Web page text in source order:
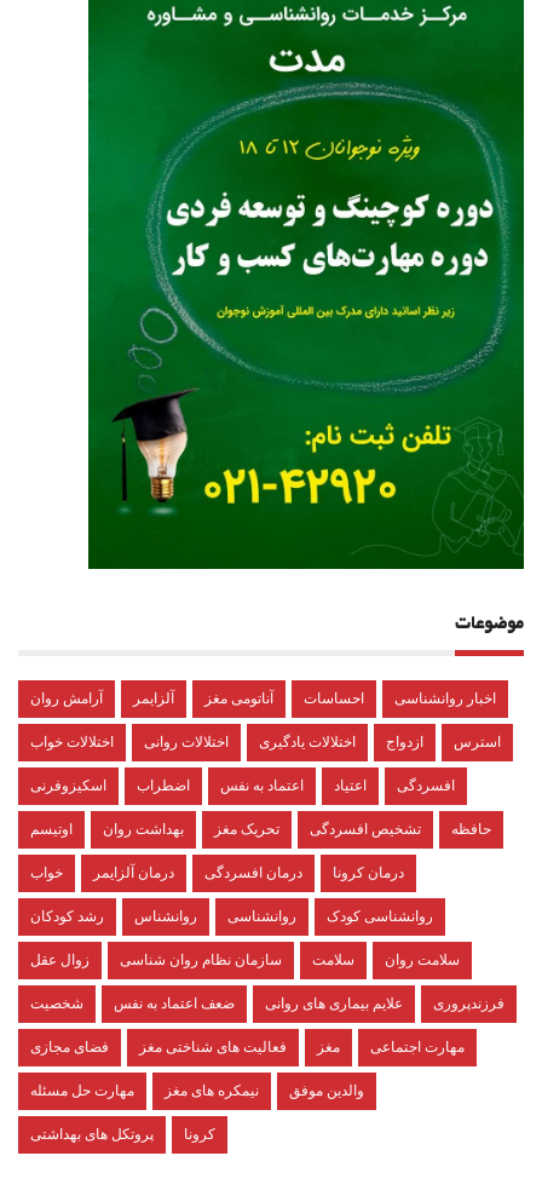
موضوعات
آرامش روان آلزایمر آناتومی مغز احساسات اخبار روانشناسی
اختلالات خواب اختلالات روانی اختلالات یادگیری ازدواج استرس
اسکیزوفرنی اضطراب اعتماد به نفس اعتیاد افسردگی
اوتیسم بهداشت روان تحریک مغز تشخیص افسردگی حافظه
خواب درمان آلزایمر درمان افسردگی درمان کرونا
رشد کودکان روانشناس روانشناسی روانشناسی کودک
زوال عقل سازمان نظام روان شناسی سلامت سلامت روان
شخصیت ضعف اعتماد به نفس علایم بیماری های روانی فرزندپروری
فضای مجازی فعالیت های شناختی مغز مغز مهارت اجتماعی
مهارت حل مسئله نیمکره های مغز والدین موفق
پروتکل های بهداشتی کرونا